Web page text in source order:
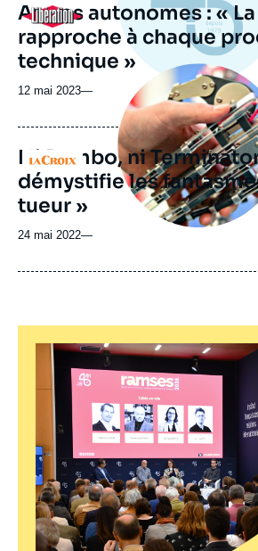
Logo
Armes autonomes : «
rapproche à chaque
technique »
12 mai 2023—
Logo
Image
principale
médiatique
Ni Rambo, ni
démystifie les
tueur »
24 mai 2022—